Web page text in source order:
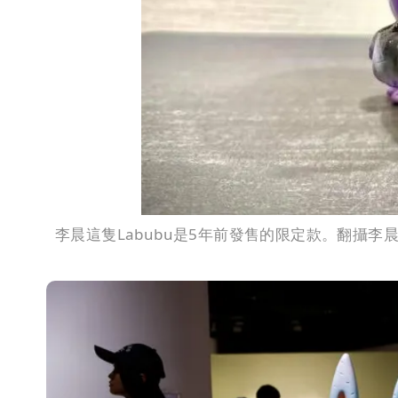
李晨這隻Labubu是5年前發售的限定款。翻攝李